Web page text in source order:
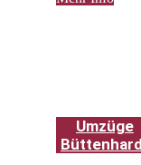
Umzüge